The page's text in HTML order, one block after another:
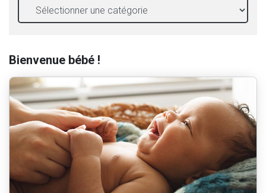
Bienvenue bébé !